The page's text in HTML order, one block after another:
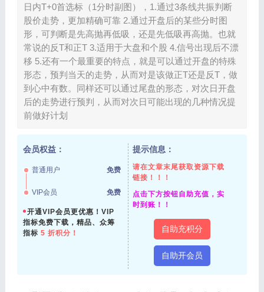
日内T+0首选标（1分时副图），1.通过3条线共振判断
股价走势，更加精确可靠 2.通过开盘后的某些分时图
形，可判断是先高抛再低吸，还是先低吸再高抛。也就
常说的反T和正T 3.适用于大盘和个股 4.信号出现后不漂
移 5.还有一个最重要的特点，就是可以通过开盘的特殊
形态，预判当天的走势，从而对是该做正T还是反T，做
到心中有数。同样还可以通过尾盘的形态，对次日开盘
后的走势进行预判，从而对次日可能出现的几种情况提
前做好计划
会员权益：
普通用户 免费
VIP会员 免费
开通VIP会员更优惠！VIP
指标免费下载，精品、众筹
指标 5 折积分！
提示信息：
请在文章末尾获取资源下载
链接！！！
点击下方按钮自助充值，实
时到账！！
自助充积分
自助开会员